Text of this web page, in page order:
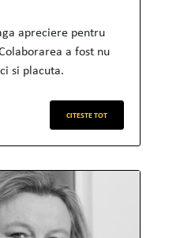
apreciere pentru
a fost nu
si placuta.
CITESTE TOT